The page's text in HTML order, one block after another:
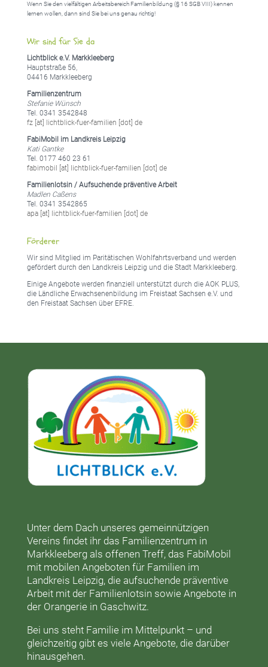
Wenn Sie den vielfältigen Arbeitsbereich Familienbildung (§ 16 SGB VIII) kennen
lernen wollen, dann sind Sie bei uns genau richtig!
Wir sind für Sie da
Lichtblick e.V. Markkleeberg
Hauptstraße 56,
04416 Markkleeberg
Familienzentrum
Stefanie Wünsch
Tel. 0341 3542848
fz [at] lichtblick-fuer-familien [dot] de
FabiMobil im Landkreis Leipzig
Kati Gantke
Tel. 0177 460 23 61
fabimobil [at] lichtblick-fuer-familien [dot] de
Familienlotsin / Aufsuchende präventive Arbeit
Madlen Caßens
Tel. 0341 3542865
apa [at] lichtblick-fuer-familien [dot] de
Förderer
Wir sind Mitglied im Paritätischen Wohlfahrtsverband und werden
gefördert durch den Landkreis Leipzig und die Stadt Markkleeberg.
Einige Angebote werden finanziell unterstützt durch die AOK PLUS,
die Ländliche Erwachsenenbildung im Freistaat Sachsen e.V. und
den Freistaat Sachsen über EFRE.
Unter dem Dach unseres gemeinnützigen
Vereins findet ihr das Familienzentrum in
Markkleebergals offenen Treff, das FabiMobil
mit mobilen Angeboten für Familien im
Landkreis Leipzig, die aufsuchende präventive
Arbeit mit der Familienlotsin sowie Angebote in
der Orangeriein Gaschwitz.
Bei uns steht Familie im Mittelpunkt – und
gleichzeitig gibt es viele Angebote, die darüber
hinausgehen.